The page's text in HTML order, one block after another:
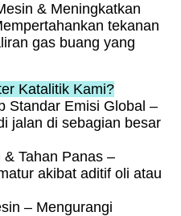
& Meningkatkan
tekanan
gas buang yang
Katalitik Kami?
Standar Emisi Global –
jalan di sebagian besar
Tahan Panas –
akibat aditif oli atau
– Mengurangi